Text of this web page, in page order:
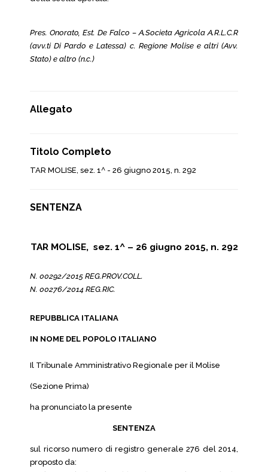
Pres. Onorato, Est. De Falco – A.Societa Agricola A.R.L.C.R
(avv.ti Di Pardo e Latessa) c. Regione Molise e altri (Avv.
Stato) e altro (n.c.)
Allegato
Titolo Completo
TAR MOLISE, sez. 1^ - 26 giugno 2015, n. 292
SENTENZA
TAR MOLISE, sez. 1^ – 26 giugno 2015, n. 292
N. 00292/2015 REG.PROV.COLL.
N. 00276/2014 REG.RIC.
REPUBBLICA ITALIANA
IN NOME DEL POPOLO ITALIANO
Il Tribunale Amministrativo Regionale per il Molise
(Sezione Prima)
ha pronunciato la presente
SENTENZA
sul ricorso numero di registro generale 276 del 2014,
proposto da: